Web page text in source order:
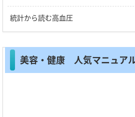
統計から読む高血圧
美容・健康 人気マニュア